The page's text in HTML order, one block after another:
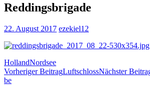
Reddingsbrigade
22. August 2017 ezekiel12
HollandNordsee
Beitragsnavigation
Vorheriger BeitragLuftschlossNächster
be